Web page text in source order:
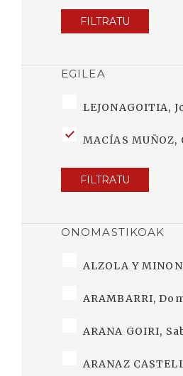
FILTRATU
EGILEA
LEJONAGOITIA,
MACÍAS MUÑOZ,
FILTRATU
ONOMASTIKOAK
ALZOLA Y
ARAMBARRI,
ARANA GOIRI,
ARANAZ